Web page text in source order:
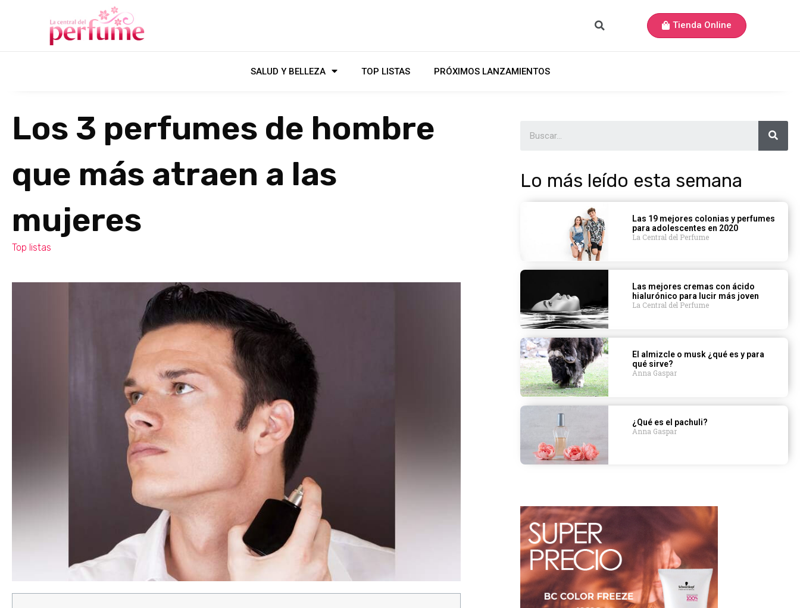
Tienda Online
SALUD Y BELLEZA TOP LISTAS PRÓXIMOS LANZAMIENTOS
Los 3 perfumes de hombre
que más atraen a las
mujeres
Top listas
Lo más leído esta semana
Las 19 mejores colonias y perfumes
para adolescentes en 2020
La Central del Perfume
Las mejores cremas con ácido
hialurónico para lucir más joven
La Central del Perfume
El almizcle o musk ¿qué es y para
qué sirve?
Anna Gaspar
¿Qué es el pachuli?
Anna Gaspar